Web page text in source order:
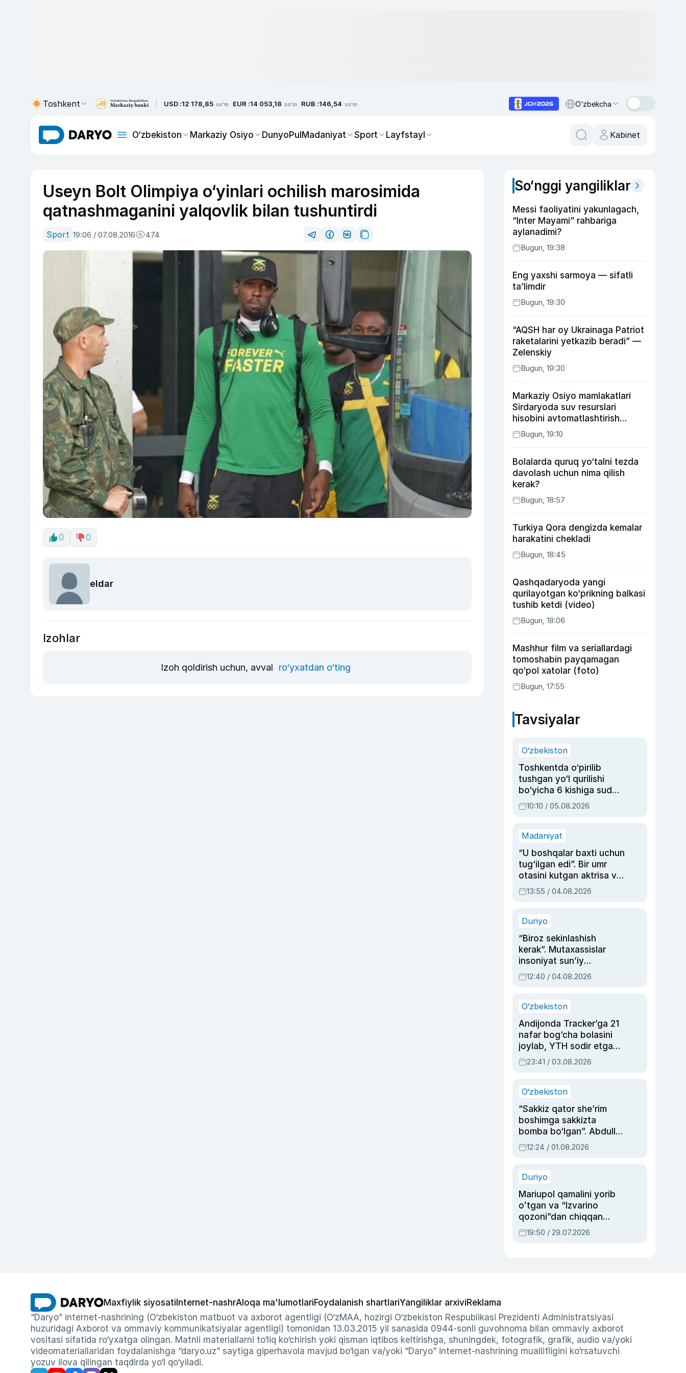
Toshkent USD :12 178,85 so'm EUR :14 053,18 so'm RUB :146,54 so'm O‘zbekcha
O‘zbekiston Markaziy Osiyo DunyoPulMadaniyat Sport Layfstayl Kabinet
Useyn Bolt Olimpiya o‘yinlari ochilish marosimida
qatnashmaganini yalqovlik bilan tushuntirdi
Sport 19:06 / 07.08.2016 474
0 0
eldar
Izohlar
Izoh qoldirish uchun, avval ro‘yxatdan o‘ting
So‘nggi yangiliklar
Messi faoliyatini yakunlagach,
“Inter Mayami” rahbariga
aylanadimi?
Bugun, 19:38
Eng yaxshi sarmoya — sifatli
ta’limdir
Bugun, 19:30
“AQSH har oy Ukrainaga Patriot
raketalarini yetkazib beradi” —
Zelenskiy
Bugun, 19:30
Markaziy Osiyo mamlakatlari
Sirdaryoda suv resurslari
hisobini avtomatlashtirish
rejasini ishlab chiqishni
ma’qulladi
Bugun, 19:10
Bolalarda quruq yo‘talni tezda
davolash uchun nima qilish
kerak?
Bugun, 18:57
Turkiya Qora dengizda kemalar
harakatini chekladi
Bugun, 18:45
Qashqadaryoda yangi
qurilayotgan ko‘prikning balkasi
tushib ketdi (video)
Bugun, 18:06
Mashhur film va seriallardagi
tomoshabin payqamagan
qo‘pol xatolar (foto)
Bugun, 17:55
Tavsiyalar
O‘zbekiston
Toshkentda o‘pirilib
tushgan yo‘l qurilishi
bo‘yicha 6 kishiga sud
hukmi o‘qildi
10:10 / 05.08.2026
Madaniyat
“U boshqalar baxti uchun
tug‘ilgan edi”. Bir umr
otasini kutgan aktrisa va
dublyaj ustasi Rimma
Ahmedovaning
13:55 / 04.08.2026
Dunyo
“Biroz sekinlashish
kerak”. Mutaxassislar
insoniyat sun’iy
intellektni boshqara
olmay qolishidan xavotir
12:40 / 04.08.2026
O‘zbekiston
Andijonda Tracker’ga 21
nafar bog‘cha bolasini
joylab, YTH sodir etgan
ayolga sud hukmi o‘qildi
23:41 / 03.08.2026
O‘zbekiston
“Sakkiz qator she’rim
boshimga sakkizta
bomba bo‘lgan”. Abdulla
Oripovni siyosiy
ayblovlardan asrab
12:24 / 01.08.2026
Dunyo
Mariupol qamalini yorib
oʻtgan va “Izvarino
qozoni”dan chiqqan
qahramon — Ukraina
armiyasi bosh
19:50 / 29.07.2026
Maxfiylik siyosati Internet-nashrAloqa ma'lumotlariFoydalanish shartlariYangiliklar arxiviReklama
“Daryo” internet-nashrining (O‘zbekiston matbuot va axborot agentligi (O‘zMAA, hozirgi O‘zbekiston Respublikasi Prezidenti Administratsiyasi
huzuridagi Axborot va ommaviy kommunikatsiyalar agentligi) tomonidan 13.03.2015 yil sanasida 0944-sonli guvohnoma bilan ommaviy axborot
vositasi sifatida ro‘yxatga olingan. Matnli materiallarni to‘liq ko‘chirish yoki qisman iqtibos keltirishga, shuningdek, fotografik, grafik, audio va/yoki
videomateriallaridan foydalanishga “daryo.uz” saytiga giperhavola mavjud bo‘lgan va/yoki “Daryo” internet-nashrining muallifligini ko‘rsatuvchi
yozuv ilova qilingan taqdirda yo‘l qo‘yiladi.